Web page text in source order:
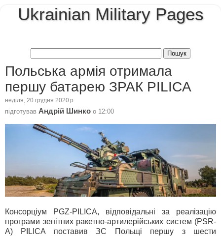
Ukrainian Military Pages
Польська армія отримала
першу батарею ЗРАК PILICA
неділя, 20 грудня 2020 р.
підготував Андрій Шинко о 12:00
Консорціум PGZ-PILICA, відповідальні за реалізацію
програми зенітних ракетно-артилерійських систем (PSR-
A) PILICA поставив ЗC Польщі першу з шести